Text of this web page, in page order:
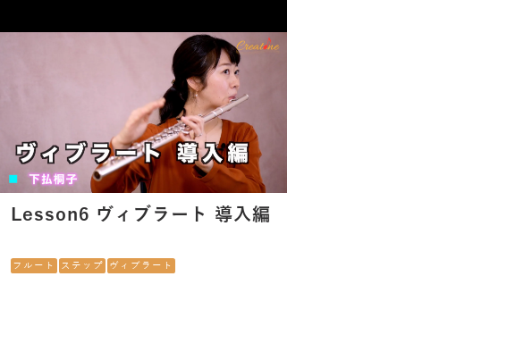
Lesson6 ヴィブラート 導入編
フルート ステップ ヴィブラート